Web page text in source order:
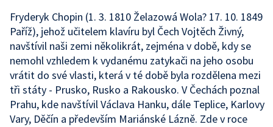
Fryderyk Chopin (1. 3. 1810 Želazowá Wola? 17. 10. 1849
Paříž), jehož učitelem klavíru byl Čech Vojtěch Živný,
navštívil naši zemi několikrát, zejména v době, kdy se
nemohl vzhledem k vydanému zatykači na jeho osobu
vrátit do své vlasti, která v té době byla rozdělena mezi
tři státy - Prusko, Rusko a Rakousko. V Čechách poznal
Prahu, kde navštívil Václava Hanku, dále Teplice, Karlovy
Vary, Děčín a především Mariánské Lázně. Zde v roce